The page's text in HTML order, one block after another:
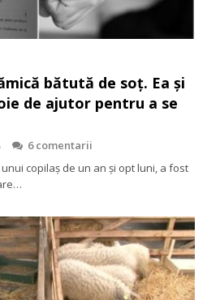
bătută de soț. Ea și
de ajutor pentru a se
6 comentarii
copilaș de un an și opt luni, a fost